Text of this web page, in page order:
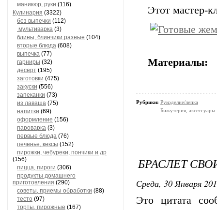
маникюр, руки (116)
Кулинария (3322)
без выпечки (112)
мультиварка (3)
блины, блинчики разные (104)
вторые блюда (608)
выпечка (77)
гарниры (32)
десерт (195)
заготовки (475)
закуски (556)
запеканки (73)
из лаваша (75)
напитки (69)
оформление (156)
пароварка (3)
первые блюда (76)
печенье, кексы (152)
пирожки, чебуреки, пончики и др
(156)
пицца, пироги (306)
продукты домашнего
приготовления (290)
советы, приемы обработки (88)
тесто (97)
торты, пирожные (167)
Этот мастер-
Материалы:
Рубрики: Рукоделие/лепка
Бижутерия, аксессуары
БРАСЛЕТ
Среда, 30 Января
Это цитата